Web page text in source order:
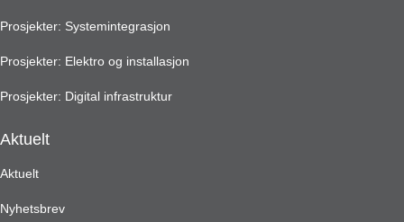
Prosjekter: Systemintegrasjon
Prosjekter: Elektro og installasjon
Prosjekter: Digital infrastruktur
Aktuelt
Aktuelt
Nyhetsbrev